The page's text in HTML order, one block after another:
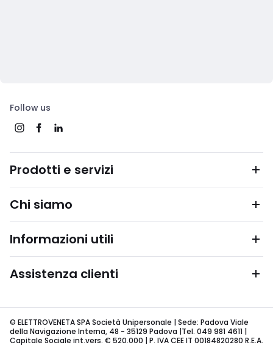
Follow us
Prodotti e servizi
Chi siamo
Informazioni utili
Assistenza clienti
© ELETTROVENETA SPA Società Unipersonale | Sede: Padova Viale
della Navigazione Interna, 48 - 35129 Padova |Tel. 049 981 4611 |
Capitale Sociale int.vers. € 520.000 | P. IVA CEE IT 00184820280 R.E.A.